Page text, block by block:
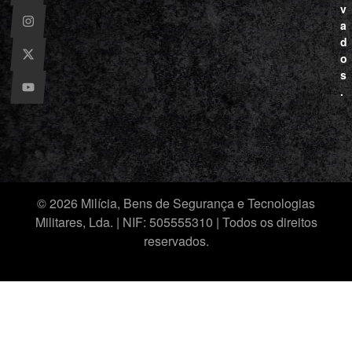
v
a
d
o
s
.
© 2026 Milícia, Bens de Segurança e Tecnologias
Militares, Lda. | NIF: 505555310 | Todos os direitos
reservados.